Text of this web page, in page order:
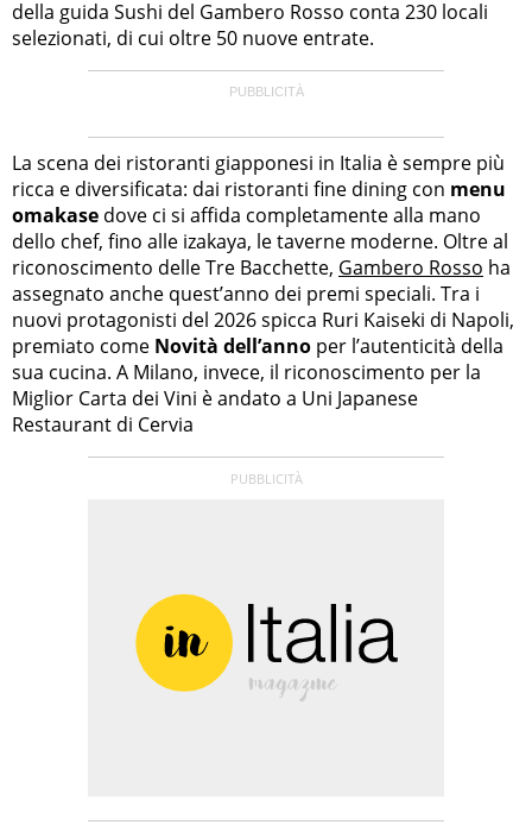
della guida Sushi del Gambero Rosso conta 230 locali
selezionati, di cui oltre 50 nuove entrate.
La scena dei ristoranti giapponesi in Italia è sempre più
ricca e diversificata: dai ristoranti fine dining con menu
omakase dove ci si affida completamente alla mano
dello chef, fino alle izakaya, le taverne moderne. Oltre al
riconoscimento delle Tre Bacchette, Gambero Rosso ha
assegnato anche quest’anno dei premi speciali. Tra i
nuovi protagonisti del 2026 spicca Ruri Kaiseki di Napoli,
premiato come Novità dell’anno per l’autenticità della
sua cucina. A Milano, invece, il riconoscimento per la
Miglior Carta dei Vini è andato a Uni Japanese
Restaurant di Cervia